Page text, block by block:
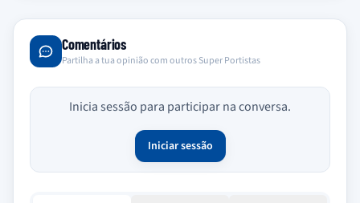
Comentários
Partilha a tua opinião com outros Super Portistas
Inicia sessão para participar na conversa.
Iniciar sessão